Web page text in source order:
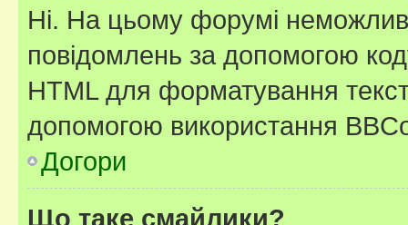
Ні. На цьому форумі
повідомлень за допомогою
HTML для форматування
допомогою використання
Догори
Що таке смайлики?